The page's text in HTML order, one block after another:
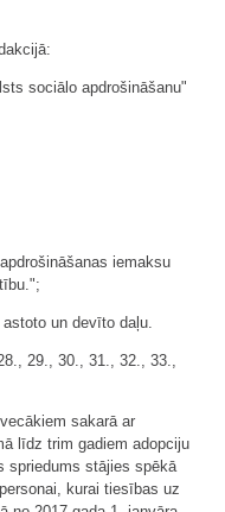
sociālo apdrošināšanu"
iemaksu
un devīto daļu.
29., 30., 31., 32., 33.,
sakarā ar
līdz trim gadiem adopciju
spriedums stājies spēkā
kurai tiesības uz